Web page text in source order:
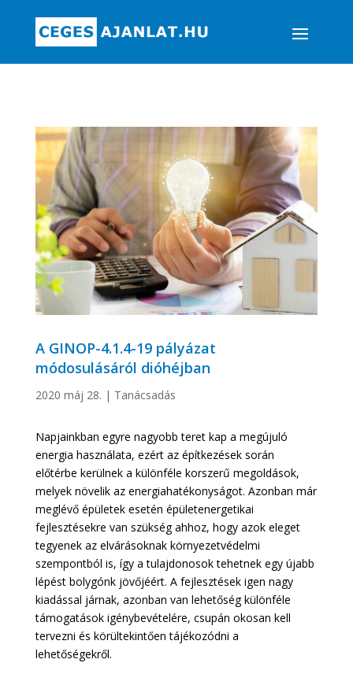
A GINOP-4.1.4-19 pályázat
módosulásáról dióhéjban
2020 máj 28. | Tanácsadás
Napjainkban egyre nagyobb teret kap a megújuló
energia használata, ezért az építkezések során
előtérbe kerülnek a különféle korszerű megoldások,
melyek növelik az energiahatékonyságot. Azonban már
meglévő épületek esetén épületenergetikai
fejlesztésekre van szükség ahhoz, hogy azok eleget
tegyenek az elvárásoknak környezetvédelmi
szempontból is, így a tulajdonosok tehetnek egy újabb
lépést bolygónk jövőjéért. A fejlesztések igen nagy
kiadással járnak, azonban van lehetőség különféle
támogatások igénybevételére, csupán okosan kell
tervezni és körültekintően tájékozódni a
lehetőségekről.